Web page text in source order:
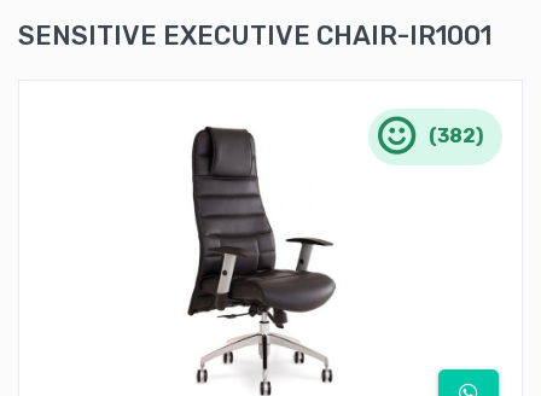
SENSITIVE EXECUTIVE CHAIR-IR1001
(382)